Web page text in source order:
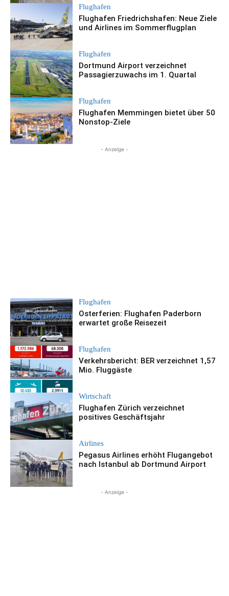
Flughafen
Flughafen Friedrichshafen: Neue Ziele
und Airlines im Sommerflugplan
Flughafen
Dortmund Airport verzeichnet
Passagierzuwachs im 1. Quartal
Flughafen
Flughafen Memmingen bietet über 50
Nonstop-Ziele
- Anzeige -
Flughafen
Osterferien: Flughafen Paderborn
erwartet große Reisezeit
Flughafen
Verkehrsbericht: BER verzeichnet 1,57
Mio. Fluggäste
Wirtschaft
Flughafen Zürich verzeichnet
positives Geschäftsjahr
Airlines
Pegasus Airlines erhöht Flugangebot
nach Istanbul ab Dortmund Airport
- Anzeige -